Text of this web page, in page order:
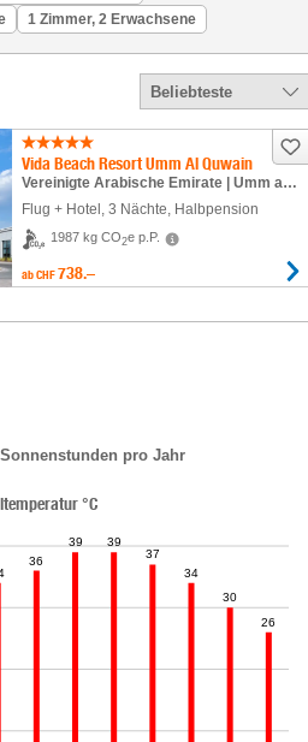
1 Zimmer, 2 Erwachsene
Beliebteste
Vida Beach Resort Umm Al Quwain
Vereinigte Arabische Emirate | Umm al-Qaiwain
Flug + Hotel , 3 Nächte, Halbpension
1987 kg CO2e p.P.
ab CHF 738.–
Sonnenstunden pro Jahr
°C
36
39
39
37
34
30
26